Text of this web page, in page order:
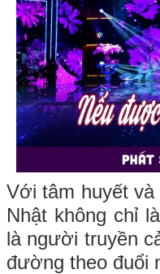
Với tâm huyết và
Nhật không chỉ
là người truyền
đường theo đuổi